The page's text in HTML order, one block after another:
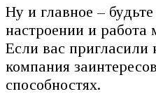
Ну и главное –
настроении и работа
Если вас пригласили
компания
способностях.